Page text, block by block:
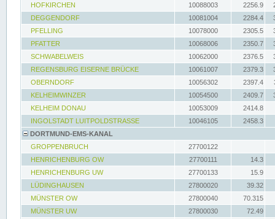
HOFKIRCHEN
10088003 2256.9
DEGGENDORF
10081004 2284.4
PFELLING
10078000 2305.5
PFATTER
10068006 2350.7
SCHWABELWEIS
10062000 2376.5
REGENSBURG EISERNE BRÜCKE
10061007 2379.3
OBERNDORF
10056302 2397.4
KELHEIMWINZER
10054500 2409.7
KELHEIM DONAU
10053009
2414.8
INGOLSTADT LUITPOLDSTRASSE
10046105
2458.3
DORTMUND-EMS-KANAL
GROPPENBRUCH
27700122
HENRICHENBURG OW
27700111
14.3
HENRICHENBURG UW
27700133
15.9
LÜDINGHAUSEN
27800020
39.32
MÜNSTER OW
27800040
70.315
MÜNSTER UW
27800030
72.49